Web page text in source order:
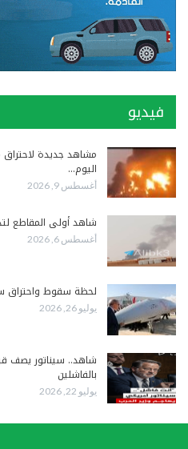
فيديو
مشاهد جديدة
اليوم…
أغسطس 9, 2026
شاهد أولى المقاطع
أغسطس 6, 2026
لحظة سقوط واحتراق
يوليو 26, 2026
شاهد.. سيناتور يصف
بالفاشلين
يوليو 22, 2026